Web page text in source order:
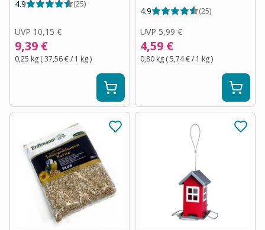
4.9 (25)
UVP 10,15 €
9,39 €
0,25 kg (37,56 €/ 1 kg)
4.9 (25)
UVP 5,99 €
4,59 €
0,80 kg (5,74 €/ 1 kg)